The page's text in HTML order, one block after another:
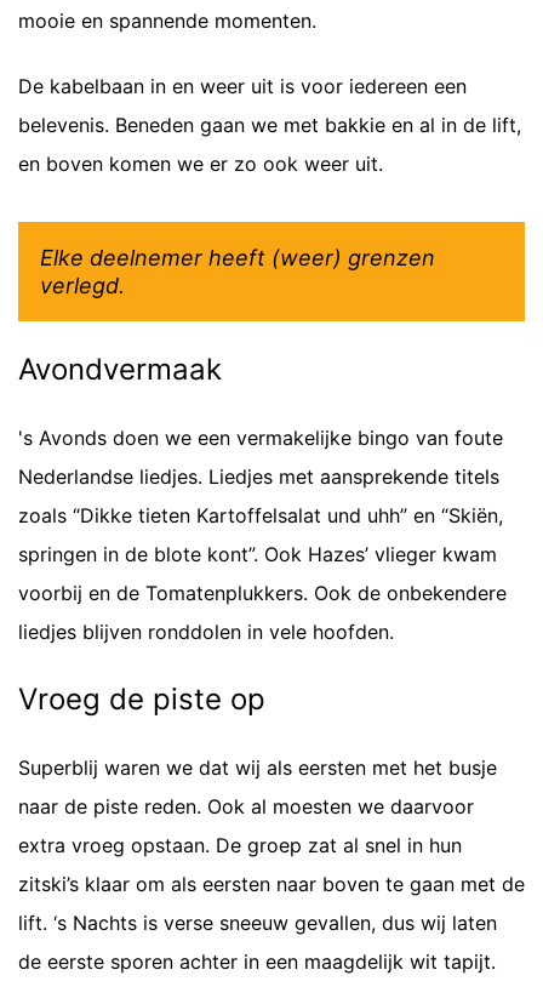
mooie en spannende momenten.
De kabelbaan in en weer uit is voor iedereen een
belevenis. Beneden gaan we met bakkie en al in de lift,
en boven komen we er zo ook weer uit.
Elke deelnemer heeft (weer) grenzen
verlegd.
Avondvermaak
's Avonds doen we een vermakelijke bingo van foute
Nederlandse liedjes. Liedjes met aansprekende titels
zoals “Dikke tieten Kartoffelsalat und uhh” en “Skiën,
springen in de blote kont”. Ook Hazes’ vlieger kwam
voorbij en de Tomatenplukkers. Ook de onbekendere
liedjes blijven ronddolen in vele hoofden.
Vroeg de piste op
Superblij waren we dat wij als eersten met het busje
naar de piste reden. Ook al moesten we daarvoor
extra vroeg opstaan. De groep zat al snel in hun
zitski’s klaar om als eersten naar boven te gaan met de
lift. ‘s Nachts is verse sneeuw gevallen, dus wij laten
de eerste sporen achter in een maagdelijk wit tapijt.